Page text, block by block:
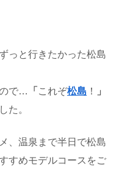
っと行きたかった松島
で…
「 これぞ松島 ！
」
た。
、温泉まで半日で松島
すめモデルコースをご